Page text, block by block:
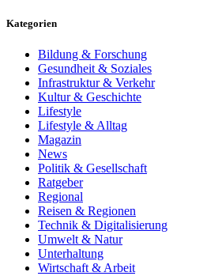
Kategorien
Bildung & Forschung
Gesundheit & Soziales
Infrastruktur & Verkehr
Kultur & Geschichte
Lifestyle
Lifestyle & Alltag
Magazin
News
Politik & Gesellschaft
Ratgeber
Regional
Reisen & Regionen
Technik & Digitalisierung
Umwelt & Natur
Unterhaltung
Wirtschaft & Arbeit